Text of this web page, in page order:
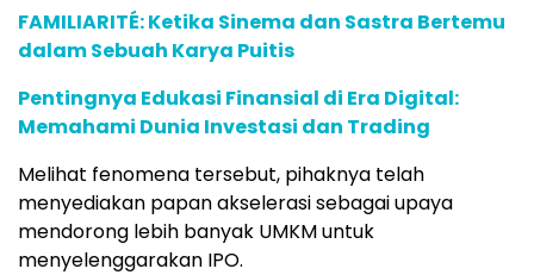
FAMILIARITÉ: Ketika Sinema dan Sastra Bertemu
dalam Sebuah Karya Puitis
Pentingnya Edukasi Finansial di Era Digital:
Memahami Dunia Investasi dan Trading
Melihat fenomena tersebut, pihaknya telah
menyediakan papan akselerasi sebagai upaya
mendorong lebih banyak UMKM untuk
menyelenggarakan IPO.